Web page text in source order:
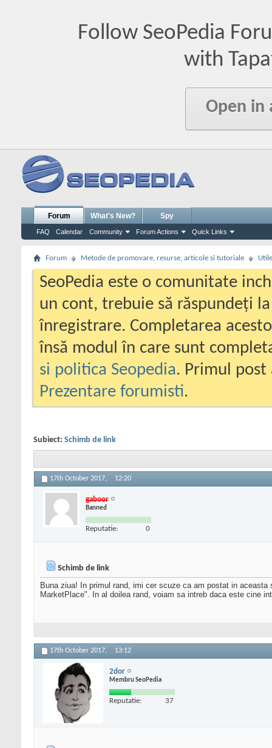
Follow SeoPedia
with
Open in
Forum
FAQ Calendar Community Forum Actions Quick Links
What's New? Spy
Forum Metode de promovare, resurse, articole si tutoriale Utile
SeoPedia este o comunitate
un cont, trebuie să răspundeți
înregistrare. Completarea
însă modul în care sunt
si politica Seopedia. Primul
Prezentare forumisti.
Subiect: Schimb de link
17th October 2017, 12:20
gaboor
Banned
Reputatie: 0
Schimb de link
Buna ziua! In primul rand, imi cer scuze ca am postat in
MarketPlace". In al doilea rand, voiam sa intreb daca este cine
17th October 2017, 13:12
2dor
Membru SeoPedia
Reputatie: 37